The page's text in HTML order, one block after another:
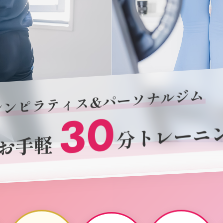
ピラティス&パーソナルジム
手軽 30分トレーニ